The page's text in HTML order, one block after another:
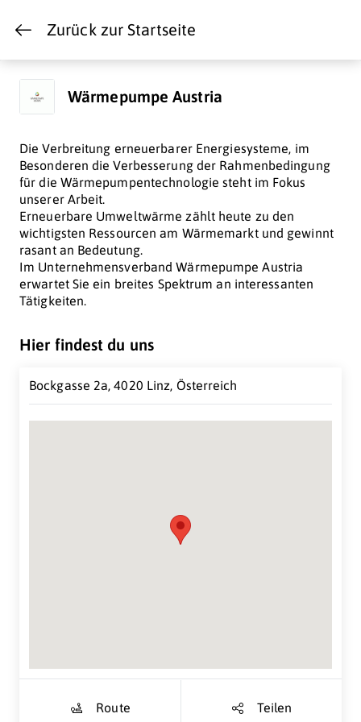
Zurück zur Startseite
Wärmepumpe Austria
Die Verbreitung erneuerbarer Energiesysteme, im
Besonderen die Verbesserung der Rahmenbedingung
für die Wärmepumpentechnologie steht im Fokus
unserer Arbeit.
Erneuerbare Umweltwärme zählt heute zu den
wichtigsten Ressourcen am Wärmemarkt und gewinnt
rasant an Bedeutung.
Im Unternehmensverband Wärmepumpe Austria
erwartet Sie ein breites Spektrum an interessanten
Tätigkeiten.
Hier findest du uns
Bockgasse 2a, 4020 Linz, Österreich
Route Teilen